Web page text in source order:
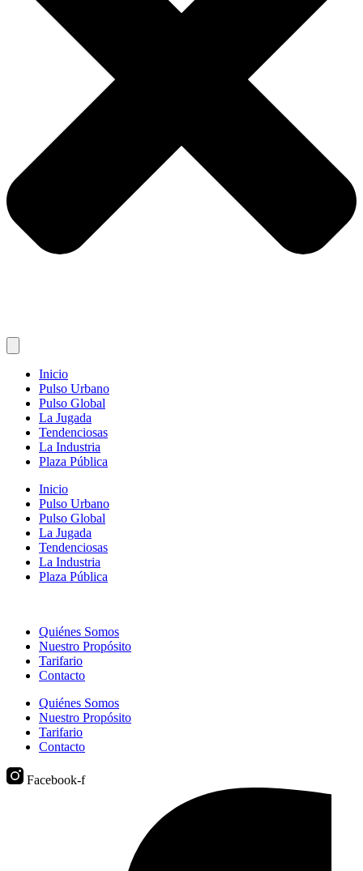
Inicio
Pulso Urbano
Pulso Global
La Jugada
Tendenciosas
La Industria
Plaza Pública
Inicio
Pulso Urbano
Pulso Global
La Jugada
Tendenciosas
La Industria
Plaza Pública
Quiénes Somos
Nuestro Propósito
Tarifario
Contacto
Quiénes Somos
Nuestro Propósito
Tarifario
Contacto
Facebook-f